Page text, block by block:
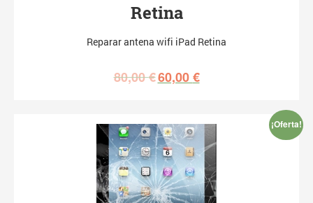
Retina
Reparar antena wifi iPad Retina
80,00€60,00€
¡Oferta!